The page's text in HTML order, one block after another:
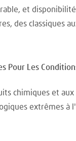
et
des classiques
Pour Les
chimiques et
extrêmes à